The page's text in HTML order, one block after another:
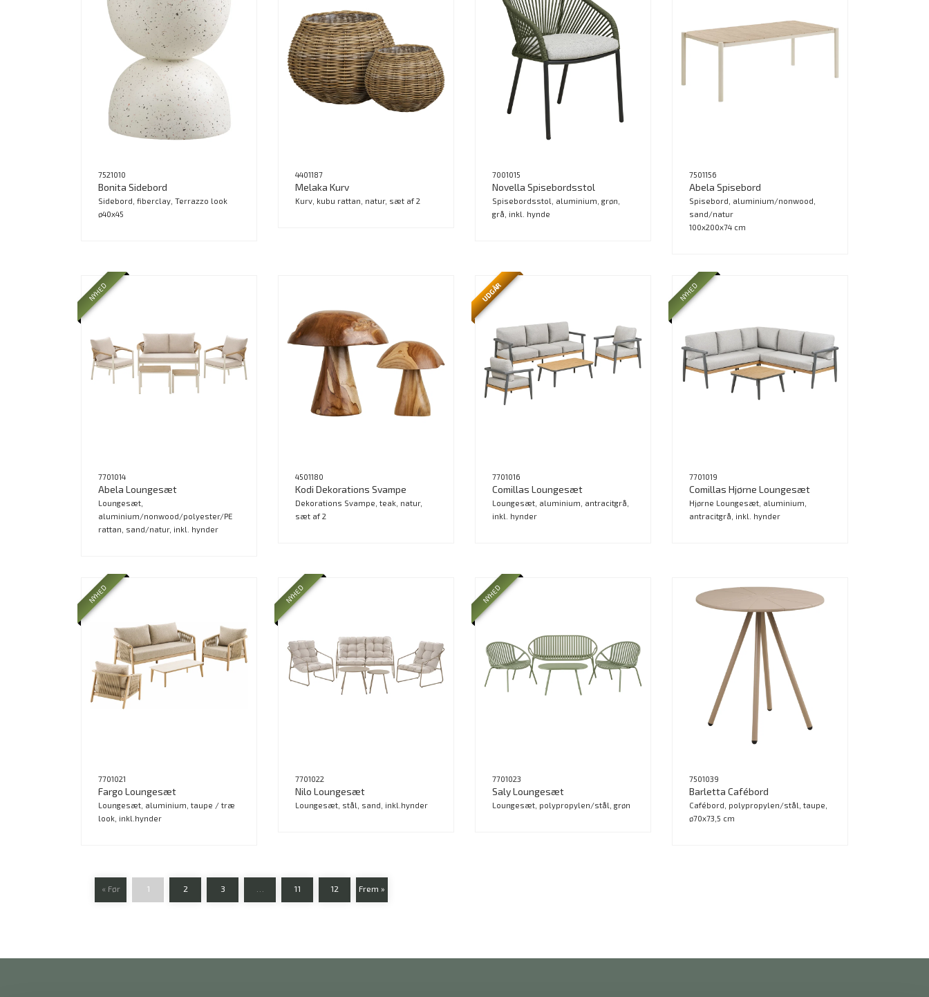
7521010
Bonita Sidebord
Sidebord, fiberclay, Terrazzo look
ø40x45
4401187
Melaka Kurv
Kurv, kubu rattan, natur, sæt af 2
7001015
Novella Spisebordsstol
Spisebordsstol, aluminium, grøn,
grå, inkl. hynde
7501156
Abela Spisebord
Spisebord, aluminium/nonwood,
sand/natur
100x200x74 cm
NYHED
7701014
Abela Loungesæt
Loungesæt,
aluminium/nonwood/polyester/PE
rattan, sand/natur, inkl. hynder
4501180
Kodi Dekorations Svampe
Dekorations Svampe, teak, natur,
sæt af 2
UDGÅR
7701016
Comillas Loungesæt
Loungesæt, aluminium, antracitgrå,
inkl. hynder
NYHED
7701019
Comillas Hjørne Loungesæt
Hjørne Loungesæt, aluminium,
antracitgrå, inkl. hynder
NYHED
7701021
Fargo Loungesæt
Loungesæt, aluminium, taupe / træ
look, inkl.hynder
NYHED
7701022
Nilo Loungesæt
Loungesæt, stål, sand, inkl.hynder
NYHED
7701023
Saly Loungesæt
Loungesæt, polypropylen/stål, grøn
7501039
Barletta Cafébord
Cafébord, polypropylen/stål, taupe,
ø70x73,5 cm
« Før 1 2 3 11 12 Frem »